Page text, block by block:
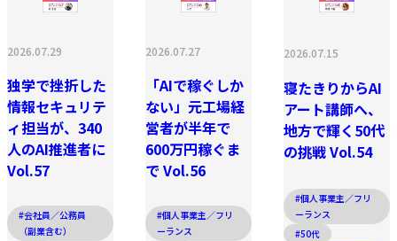
2026.07.29
独学で挫折した
情報セキュリテ
ィ担当が、340
人のAI推進者に
Vol.57
#会社員／公務員
（副業含む）
2026.07.27
「AIで稼ぐしか
ない」元工場経
営者が半年で
600万円稼ぐま
で Vol.56
#個人事業主／フリ
ーランス
2026.07.15
寝たきりからAI
アート講師へ、
地方で輝く50代
の挑戦 Vol.54
#個人事業主／フリ
ーランス
#50代